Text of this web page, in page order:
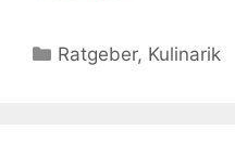
Kategorien
Ratgeber, Kulinarik